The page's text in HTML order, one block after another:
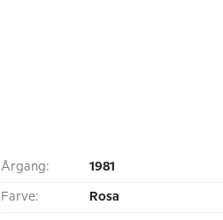
Årgang: 1981
Farve: Rosa